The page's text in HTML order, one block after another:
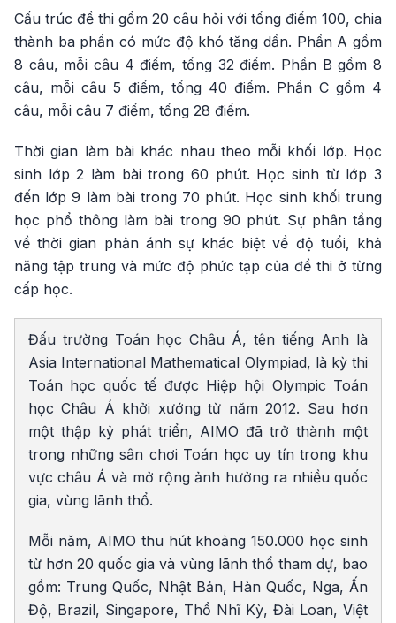
Cấu trúc đề thi gồm 20 câu hỏi với tổng điểm 100, chia
thành ba phần có mức độ khó tăng dần. Phần A gồm
8 câu, mỗi câu 4 điểm, tổng 32 điểm. Phần B gồm 8
câu, mỗi câu 5 điểm, tổng 40 điểm. Phần C gồm 4
câu, mỗi câu 7 điểm, tổng 28 điểm.
Thời gian làm bài khác nhau theo mỗi khối lớp. Học
sinh lớp 2 làm bài trong 60 phút. Học sinh từ lớp 3
đến lớp 9 làm bài trong 70 phút. Học sinh khối trung
học phổ thông làm bài trong 90 phút. Sự phân tầng
về thời gian phản ánh sự khác biệt về độ tuổi, khả
năng tập trung và mức độ phức tạp của đề thi ở từng
cấp học.
Đấu trường Toán học Châu Á, tên tiếng Anh là
Asia International Mathematical Olympiad, là kỳ thi
Toán học quốc tế được Hiệp hội Olympic Toán
học Châu Á khởi xướng từ năm 2012. Sau hơn
một thập kỷ phát triển, AIMO đã trở thành một
trong những sân chơi Toán học uy tín trong khu
vực châu Á và mở rộng ảnh hưởng ra nhiều quốc
gia, vùng lãnh thổ.
Mỗi năm, AIMO thu hút khoảng 150.000 học sinh
từ hơn 20 quốc gia và vùng lãnh thổ tham dự, bao
gồm: Trung Quốc, Nhật Bản, Hàn Quốc, Nga, Ấn
Độ, Brazil, Singapore, Thổ Nhĩ Kỳ, Đài Loan, Việt